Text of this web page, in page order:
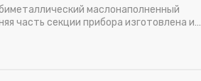
маслонаполненный
часть секции прибора изготовлена из